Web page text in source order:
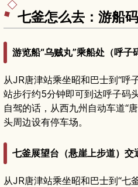
七釜怎么去：游船
游览船“乌贼丸”乘船处（呼子
从JR唐津站乘坐昭和巴士到“呼
站步行约5分钟即可到达呼子码头
自驾的话，从西九州自动车道“
头周边设有停车场。
七釜展望台（悬崖上步道）交
从JR唐津站乘坐昭和巴士到“七